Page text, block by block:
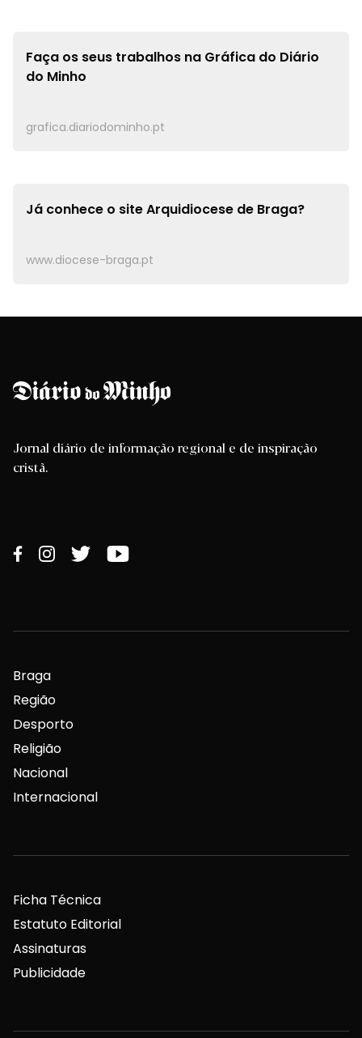
Faça os seus trabalhos na Gráfica do Diário
do Minho
grafica.diariodominho.pt
Já conhece o siteArquidiocese de Braga?
www.diocese-braga.pt
Jornal diário de informação regional e de inspiração
cristã.
Braga
Região
Desporto
Religião
Nacional
Internacional
Ficha Técnica
Estatuto Editorial
Assinaturas
Publicidade